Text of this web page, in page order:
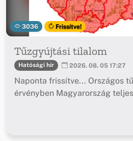
3036 Frissítve!
Tűzgyújtási tilalom
Hatósági hír 2026. 08. 05 17:27
Naponta frissítve... Országos
érvényben Magyarország